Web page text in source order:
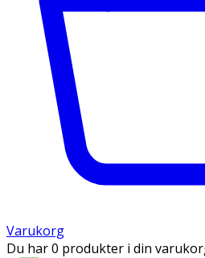
Varukorg
Du har 0 produkter i din